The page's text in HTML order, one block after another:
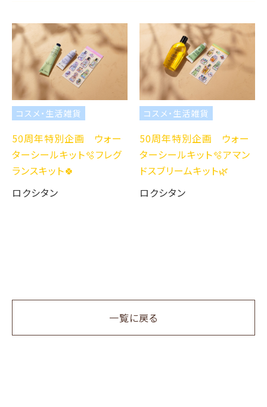
コスメ・生活雑貨
50周年特別企画 ウォー
ターシールキット🫧フレグ
ランスキット🍀
ロクシタン
コスメ・生活雑貨
50周年特別企画 ウォー
ターシールキット🫧アマン
ドスブリームキット🌿
ロクシタン
一覧に戻る